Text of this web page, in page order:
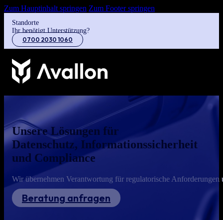
Zum Hauptinhalt springen Zum Footer springen
Standorte
Ihr benötigt Unterstützung?
0700 2030 1060
Unsere Lösungen für
Datenschutz, Informationssicherheit
und Compliance
Wir übernehmen Verantwortung für regulatorische
Beratung anfragen